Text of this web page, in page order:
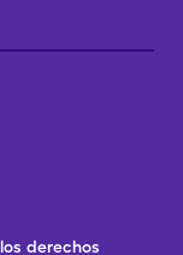
derechos